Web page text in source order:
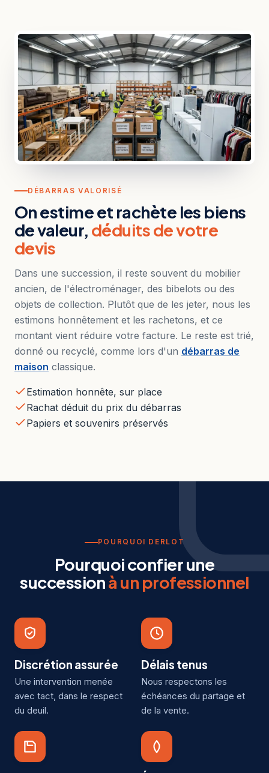
DÉBARRAS VALORISÉ
On estime et rachète les biens
de valeur, déduits de votre
devis
Dans une succession, il reste souvent du mobilier
ancien, de l'électroménager, des bibelots ou des
objets de collection. Plutôt que de les jeter, nous les
estimons honnêtement et les rachetons, et ce
montant vient réduire votre facture. Le reste est trié,
donné ou recyclé, comme lors d'un débarras de
maison classique.
Estimation honnête, sur place
Rachat déduit du prix du débarras
Papiers et souvenirs préservés
POURQUOI DERLOT
Pourquoi confier une
successionà un professionnel
Discrétion assurée
Une intervention menée
avec tact, dans le respect
du deuil.
Délais tenus
Nous respectons les
échéances du partage et
de la vente.